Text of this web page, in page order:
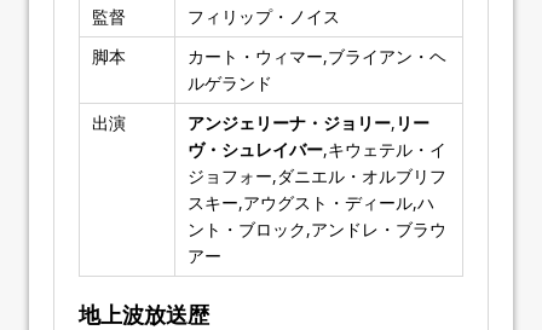
監督
フィリップ・ノイス
脚本
カート・ウィマー,ブライアン・ヘ
ルゲランド
出演
アンジェリーナ・ジョリー, リー
ヴ・シュレイバー,キウェテル・イ
ジョフォー,ダニエル・オルブリフ
スキー,アウグスト・ディール,ハ
ント・ブロック,アンドレ・ブラウ
アー
地上波放送歴